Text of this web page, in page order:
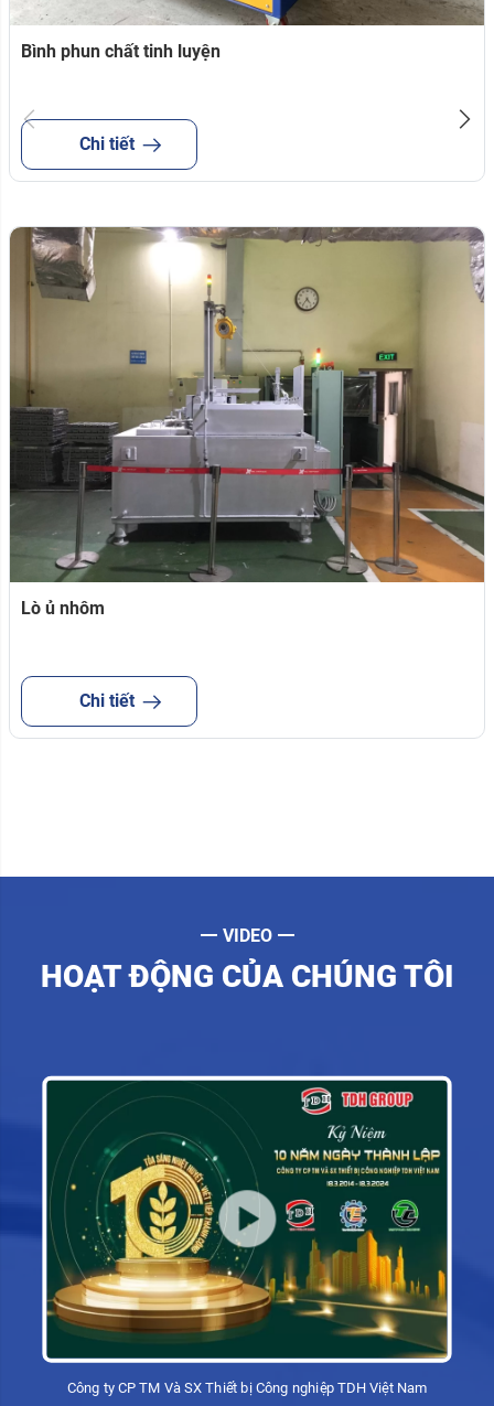
Bình phun chất tinh luyện
Chi tiết
Lò ủ nhôm
Chi tiết
VIDEO
HOẠT ĐỘNG CỦA CHÚNG TÔI
Công ty CP TM Và SX Thiết bị Công nghiệp TDH Việt Nam